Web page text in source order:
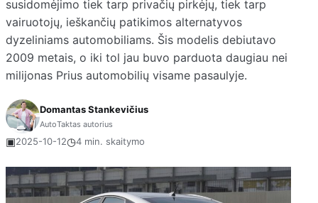
susidomėjimo tiek tarp privačių pirkėjų, tiek tarp
vairuotojų, ieškančių patikimos alternatyvos
dyzeliniams automobiliams. Šis modelis debiutavo
2009 metais, o iki tol jau buvo parduota daugiau nei
milijonas Prius automobilių visame pasaulyje.
Domantas Stankevičius
AutoTaktas autorius
▣2025-10-12◷4 min. skaitymo